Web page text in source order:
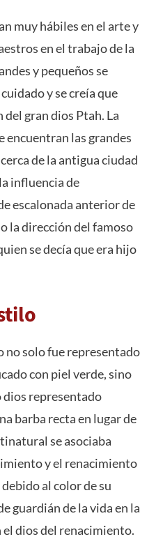
muy hábiles en el arte y
en el trabajo de la
y pequeños se
y se creía que
gran dios Ptah. La
encuentran las grandes
de la antigua ciudad
influencia de
escalonada anterior de
la dirección del famoso
se decía que era hijo
no solo fue representado
con piel verde, sino
dios representado
barba recta en lugar de
se asociaba
y el renacimiento
al color de su
guardián de la vida en la
dios del renacimiento.